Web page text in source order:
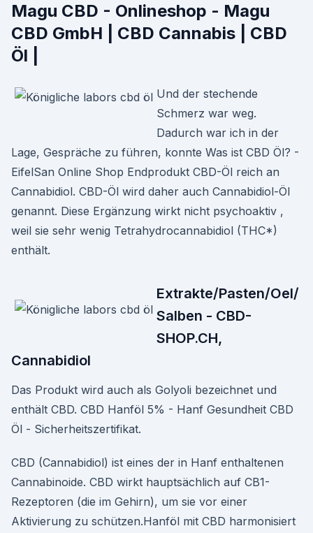
Magu CBD - Onlineshop - Magu
CBD GmbH | CBD Cannabis | CBD
Öl |
Und der stechende
Schmerz war weg.
Dadurch war ich in der
Lage, Gespräche zu führen, konnte Was ist CBD Öl? -
EifelSan Online Shop Endprodukt CBD-Öl reich an
Cannabidiol. CBD-Öl wird daher auch Cannabidiol-Öl
genannt. Diese Ergänzung wirkt nicht psychoaktiv ,
weil sie sehr wenig Tetrahydrocannabidiol (THC*)
enthält.
Extrakte/Pasten/Oel/
Salben - CBD-
SHOP.CH,
Cannabidiol
Das Produkt wird auch als Golyoli bezeichnet und
enthält CBD. CBD Hanföl 5% - Hanf Gesundheit CBD
Öl - Sicherheitszertifikat.
CBD (Cannabidiol) ist eines der in Hanf enthaltenen
Cannabinoide. CBD wirkt hauptsächlich auf CB1-
Rezeptoren (die im Gehirn), um sie vor einer
Aktivierung zu schützen.Hanföl mit CBD harmonisiert